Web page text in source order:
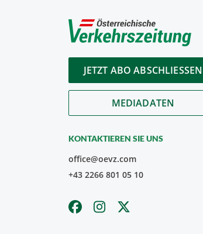
JETZT ABO ABSCHLIESSEN
MEDIADATEN
KONTAKTIEREN SIE UNS
office@oevz.com
+43 2266 801 05 10